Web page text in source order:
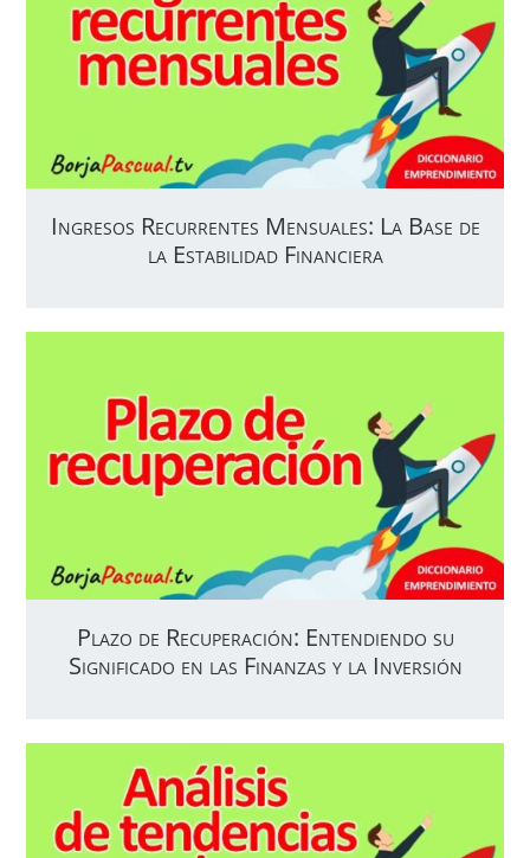
Ingresos Recurrentes Mensuales: La Base de
la Estabilidad Financiera
Plazo de Recuperación: Entendiendo su
Significado en las Finanzas y la Inversión